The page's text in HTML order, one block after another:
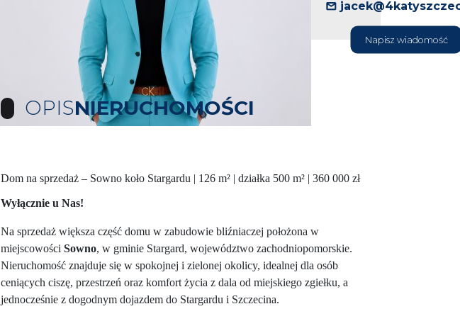
Napisz wiadomość
OPISNIERUCHOMOŚCI
Dom na sprzedaż – Sowno koło Stargardu | 126 m² | działka 500 m² | 360 000 zł
Wyłącznie u Nas!
Na sprzedaż większa część domu w zabudowie bliźniaczej położona w
miejscowości Sowno, w gminie Stargard, województwo zachodniopomorskie.
Nieruchomość znajduje się w spokojnej i zielonej okolicy, idealnej dla osób
ceniących ciszę, przestrzeń oraz komfort życia z dala od miejskiego zgiełku, a
jednocześnie z dogodnym dojazdem do Stargardu i Szczecina.